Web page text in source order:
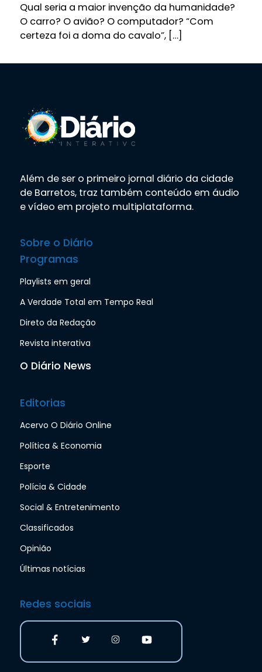
Qual seria a maior invenção da humanidade?
O carro? O avião? O computador? “Com
certeza foi a doma do cavalo”, […]
Além de ser o primeiro jornal diário da cidade
de Barretos, traz também conteúdo em áudio
e vídeo em projeto multiplataforma.
Sobre o Diário
Programas
Playlists em geral
A Verdade Total em Tempo Real
Direto da Redação
Revista interativa
O Diário News
Editorias
Acervo O Diário Online
Política & Economia
Esporte
Polícia & Cidade
Social & Entretenimento
Classificados
Opinião
Últimas notícias
Redes sociais